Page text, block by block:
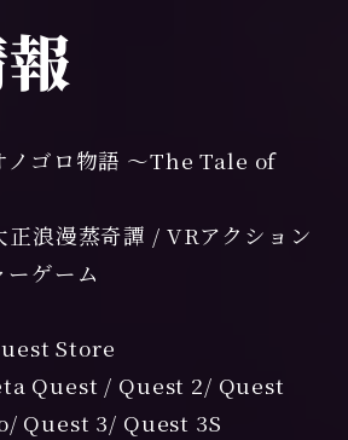
ノゴロ物語 ～The Tale of
正浪漫蒸奇譚 / VRアクション
ーゲーム
Store
Quest / Quest 2/ Quest
Quest 3/ Quest 3S